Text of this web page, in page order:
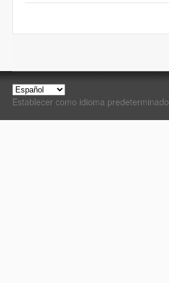
Establecer como idioma predeterminado